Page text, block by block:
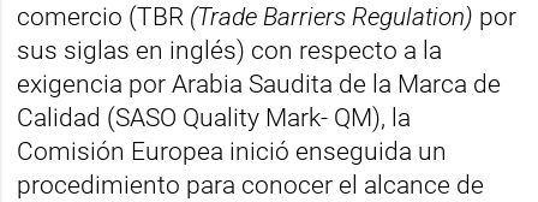
comercio (TBR (Trade Barriers Regulation) por
sus siglas en inglés) con respecto a la
exigencia por Arabia Saudita de la Marca de
Calidad (SASO Quality Mark- QM), la
Comisión Europea inició enseguida un
procedimiento para conocer el alcance de